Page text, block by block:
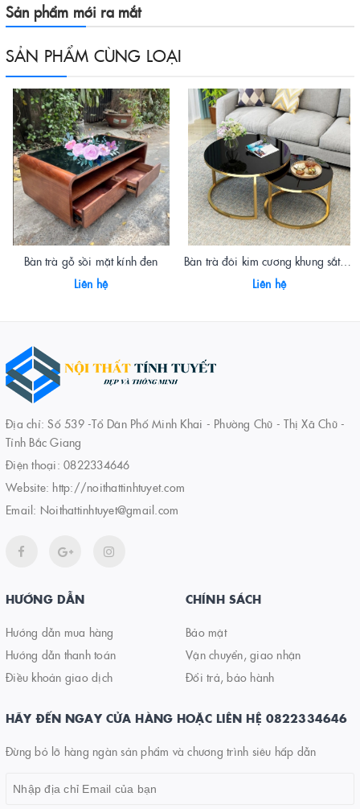
Sản phẩm mới ra mắt
SẢN PHẨM CÙNG LOẠI
Bàn trà gỗ sồi mặt kính đen
Liên hệ
Bàn trà đôi kim cương khung sắt mặt kính
Liên hệ
Địa chỉ: Số 539 -Tổ Dân Phố Minh Khai - Phường Chũ - Thị Xã Chũ -
Tỉnh Bắc Giang
Điện thoại: 0822334646
Website: http://noithattinhtuyet.com
Email: Noithattinhtuyet@gmail.com
HƯỚNG DẪN
Hướng dẫn mua hàng
Hướng dẫn thanh toán
Điều khoản giao dịch
CHÍNH SÁCH
Bảo mật
Vận chuyển, giao nhận
Đổi trả, bảo hành
HÃY ĐẾN NGAY CỬA HÀNG HOẶC LIÊN HỆ 0822334646
Đừng bỏ lỡ hàng ngàn sản phẩm và chương trình siêu hấp dẫn